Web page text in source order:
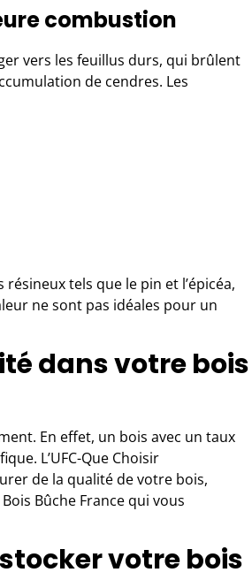
combustion
vers les feuillus durs, qui brûlent
de cendres. Les
tels que le pin et l’épicéa,
ne sont pas idéales pour un
dans votre bois
En effet, un bois avec un taux
L’UFC-Que Choisir
de la qualité de votre bois,
Bûche France qui vous
votre bois